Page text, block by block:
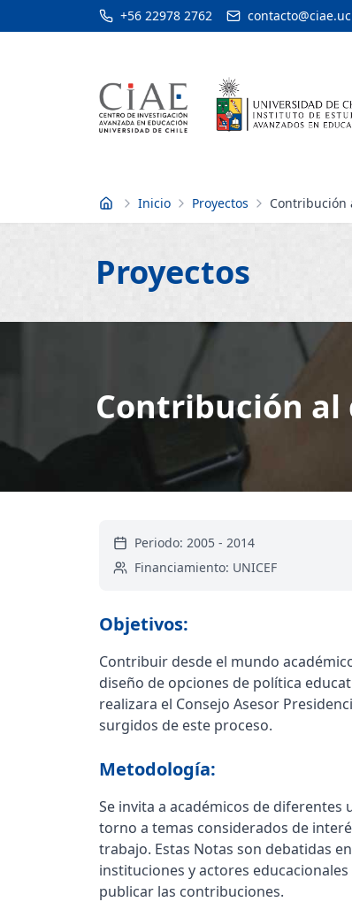
+56 22978 2762
Inicio Inicio Proyectos Contribución
Proyectos
Contribución al
Periodo: 2005 - 2014
Financiamiento: UNICEF
Objetivos:
Contribuir desde el mundo
diseño de opciones de política
realizara el Consejo Asesor
surgidos de este proceso.
Metodología:
Se invita a académicos de
torno a temas considerados de
trabajo. Estas Notas son debatidas
instituciones y actores
publicar las contribuciones.